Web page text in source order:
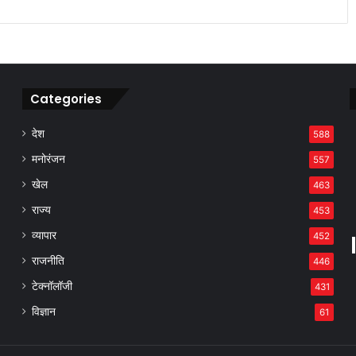
Categories
देश 588
मनोरंजन 557
खेल 463
राज्य 453
व्यापार 452
राजनीति 446
टेक्नॉलॉजी 431
विज्ञान 61